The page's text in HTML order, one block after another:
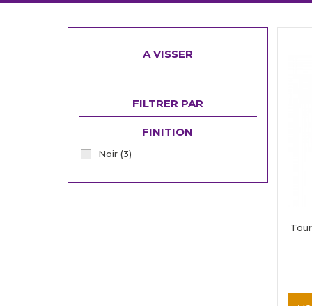
A VISSER
FILTRER PAR
FINITION
Noir (3)